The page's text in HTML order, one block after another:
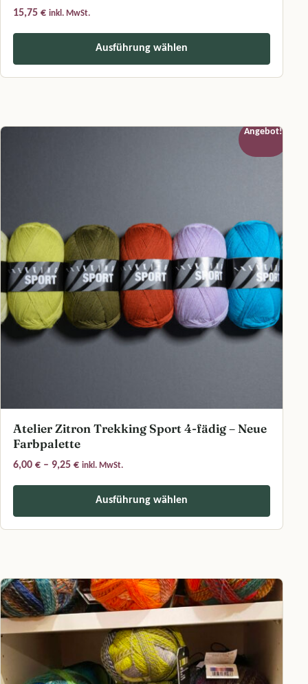
15,75 € inkl. MwSt.
Ausführung wählen
Angebot!
Atelier Zitron Trekking Sport 4-fädig – Neue
Farbpalette
6,00 € – 9,25 €Preisspanne: 6,00 € bis 9,25 €
inkl. MwSt.
Ausführung wählen